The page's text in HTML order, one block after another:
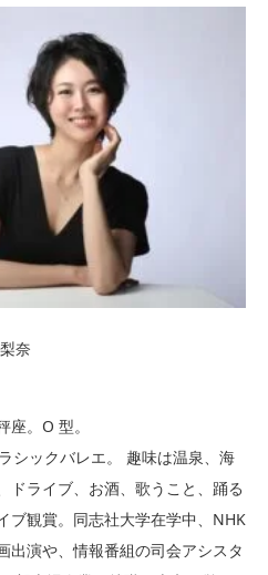
奈
。O 型。
シックバレエ。 趣味は温泉、海
ドライブ、お酒、歌うこと、踊る
ブ観賞。同志社大学在学中、NHK
出演や、情報番組の司会アシスタ